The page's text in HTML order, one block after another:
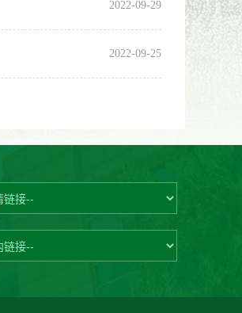
2022-09-29
2022-09-25